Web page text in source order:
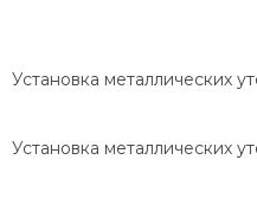
Установка металлических
Установка металлических